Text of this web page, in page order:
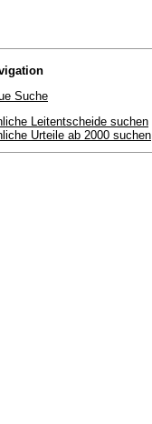
Suche
Leitentscheide suchen
Urteile ab 2000 suchen